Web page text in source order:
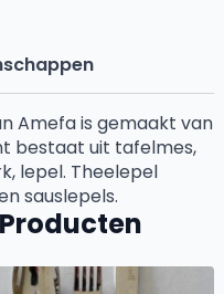
Amefa is gemaakt van
bestaat uit tafelmes,
lepel. Theelepel
sauslepels.